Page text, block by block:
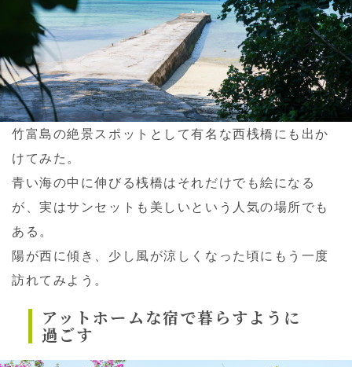
竹富島の絶景スポットとして有名な西桟橋にも出か
けてみた。
青い海の中に伸びる桟橋はそれだけでも絵になる
が、実はサンセットも美しいという人気の場所でも
ある。
陽が西に傾き、少し風が涼しくなった頃にもう一度
訪れてみよう。
アットホームな宿で暮らすように
過ごす